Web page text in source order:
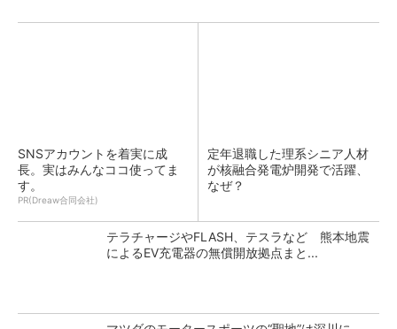
SNSアカウントを着実に成
長。実はみんなココ使ってま
す。
PR(Dreaw合同会社)
定年退職した理系シニア人材
が核融合発電炉開発で活躍、
なぜ？
テラチャージやFLASH、テスラなど 熊本地震
によるEV充電器の無償開放拠点まと...